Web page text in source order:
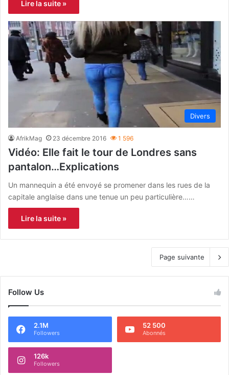
Lire la suite »
Divers
AfrikMag 23 décembre 2016 1 596
Vidéo: Elle fait le tour de Londres sans
pantalon…Explications
Un mannequin a été envoyé se promener dans les rues de la
capitale anglaise dans une tenue un peu particulière……
Lire la suite »
Page suivante
Follow Us
2.1M
Followers
52 500
Abonnés
126k
Followers